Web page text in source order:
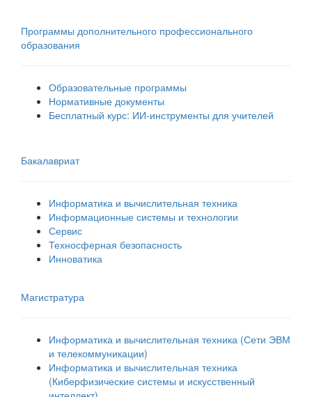
Программы дополнительного профессионального
образования
Образовательные программы
Нормативные документы
Бесплатный курс: ИИ‑инструменты для учителей
Бакалавриат
Информатика и вычислительная техника
Информационные системы и технологии
Сервис
Техносферная безопасность
Инноватика
Магистратура
Информатика и вычислительная техника (Сети ЭВМ
и телекоммуникации)
Информатика и вычислительная техника
(Киберфизические системы и искусственный